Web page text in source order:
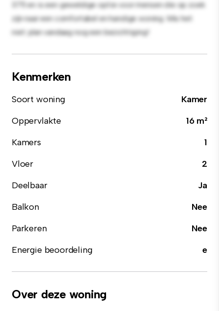
375 en is een geweldige optie voor mensen die op zoek
zijn naar een comfortabel en handige woning. Mis het
niet: plan vandaag nog een bezichtiging!
Kenmerken
Soort woning
Kamer
Oppervlakte
16 m²
Kamers
1
Vloer
2
Deelbaar
Ja
Balkon
Nee
Parkeren
Nee
Energie beoordeling
e
Over deze woning